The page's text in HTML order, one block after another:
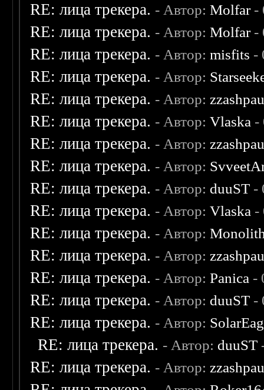
RE: лица трекера. - Автор:Molfar-
RE: лица трекера. - Автор:Molfar-
RE: лица трекера. - Автор:misfits -
RE: лица трекера. - Автор:
RE: лица трекера. - Автор:
RE: лица трекера. - Автор:Vlaska -
RE: лица трекера. - Автор:
RE: лица трекера. - Автор:
RE: лица трекера. - Автор: duuST -
RE: лица трекера. - Автор:Vlaska -
RE: лица трекера. - Автор:
RE: лица трекера. - Автор:
RE: лица трекера. - Автор:Panica -
RE: лица трекера. - Автор: duuST -
RE: лица трекера. - Автор:
RE: лица трекера. - Автор: duuST
RE: лица трекера. - Автор: